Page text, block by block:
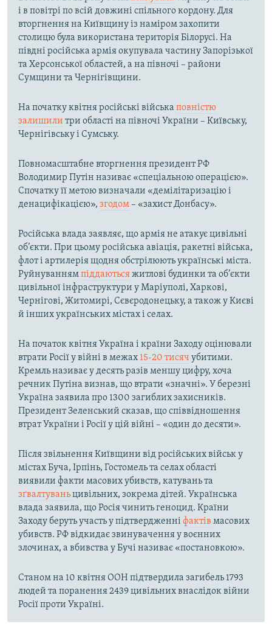
і в повітрі по всій довжині спільного кордону. Для
вторгнення на Київщину із наміром захопити
столицю була використана територія Білорусі. На
півдні російська армія окупувала частину Запорізької
та Херсонської областей, а на півночі – райони
Сумщини та Чернігівщини.
На початку квітня російські війська повністю
залишили три області на півночі України – Київську,
Чернігівську і Сумську.
Повномасштабне вторгнення президент РФ
Володимир Путін називає «спеціальною операцією».
Спочатку її метою визначали «демілітаризацію і
денацифікацією», згодом– «захист Донбасу».
Російська влада заявляє, що армія не атакує цивільні
об’єкти. При цьому російська авіація, ракетні війська,
флот і артилерія щодня обстрілюють українські міста.
Руйнуваннямпіддаютьсяжитлові будинки та об’єкти
цивільної інфраструктури у Маріуполі, Харкові,
Чернігові, Житомирі, Сєвєродонецьку, а також у Києві
й інших українських містах і селах.
На початок квітня Україна і країни Заходу оцінювали
втрати Росії у війні в межах 15-20 тисяч убитими.
Кремль називає у десять разів меншу цифру, хоча
речник Путіна визнав, що втрати «значні». У березні
Україна заявила про 1300 загиблих захисників.
Президент Зеленський сказав, що співвідношення
втрат України і Росії у цій війні – «один до десяти».
Після звільнення Київщини від російських військ у
містах Буча, Ірпінь, Гостомель та селах області
виявили факти масових убивств, катувань та
зґвалтуваньцивільних, зокрема дітей. Українська
влада заявила, що Росія чинить геноцид. Країни
Заходу беруть участь у підтвердженні фактів масових
убивств. РФ відкидає звинувачення у воєнних
злочинах, а вбивства у Бучі називає «постановкою».
Станом на 10 квітня ООН підтвердила загибель 1793
людей та поранення 2439 цивільних внаслідок війни
Росії проти Україні.